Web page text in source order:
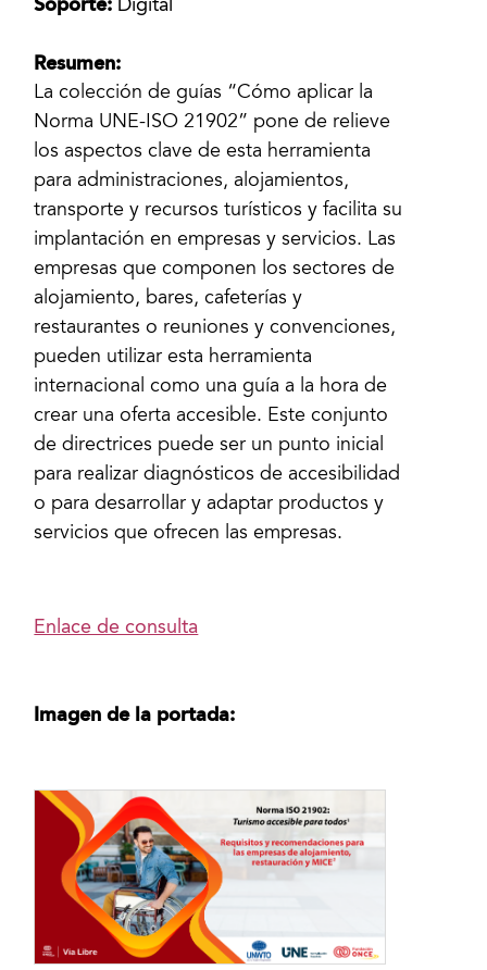
Soporte: Digital
Resumen:
La colección de guías “Cómo aplicar la
Norma UNE-ISO 21902” pone de relieve
los aspectos clave de esta herramienta
para administraciones, alojamientos,
transporte y recursos turísticos y facilita su
implantación en empresas y servicios. Las
empresas que componen los sectores de
alojamiento, bares, cafeterías y
restaurantes o reuniones y convenciones,
pueden utilizar esta herramienta
internacional como una guía a la hora de
crear una oferta accesible. Este conjunto
de directrices puede ser un punto inicial
para realizar diagnósticos de accesibilidad
o para desarrollar y adaptar productos y
servicios que ofrecen las empresas.
Enlace de consulta
Imagen de la portada: